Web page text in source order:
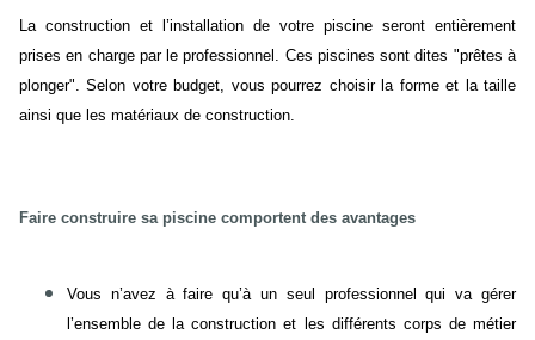
La construction et l’installation de votre piscine seront entièrement
prises en charge par le professionnel. Ces piscines sont dites "prêtes à
plonger". Selon votre budget, vous pourrez choisir la forme et la taille
ainsi que les matériaux de construction.
Faire construire sa piscine comportent des avantages
Vous n’avez à faire qu’à un seul professionnel qui va gérer
l’ensemble de la construction et les différents corps de métier